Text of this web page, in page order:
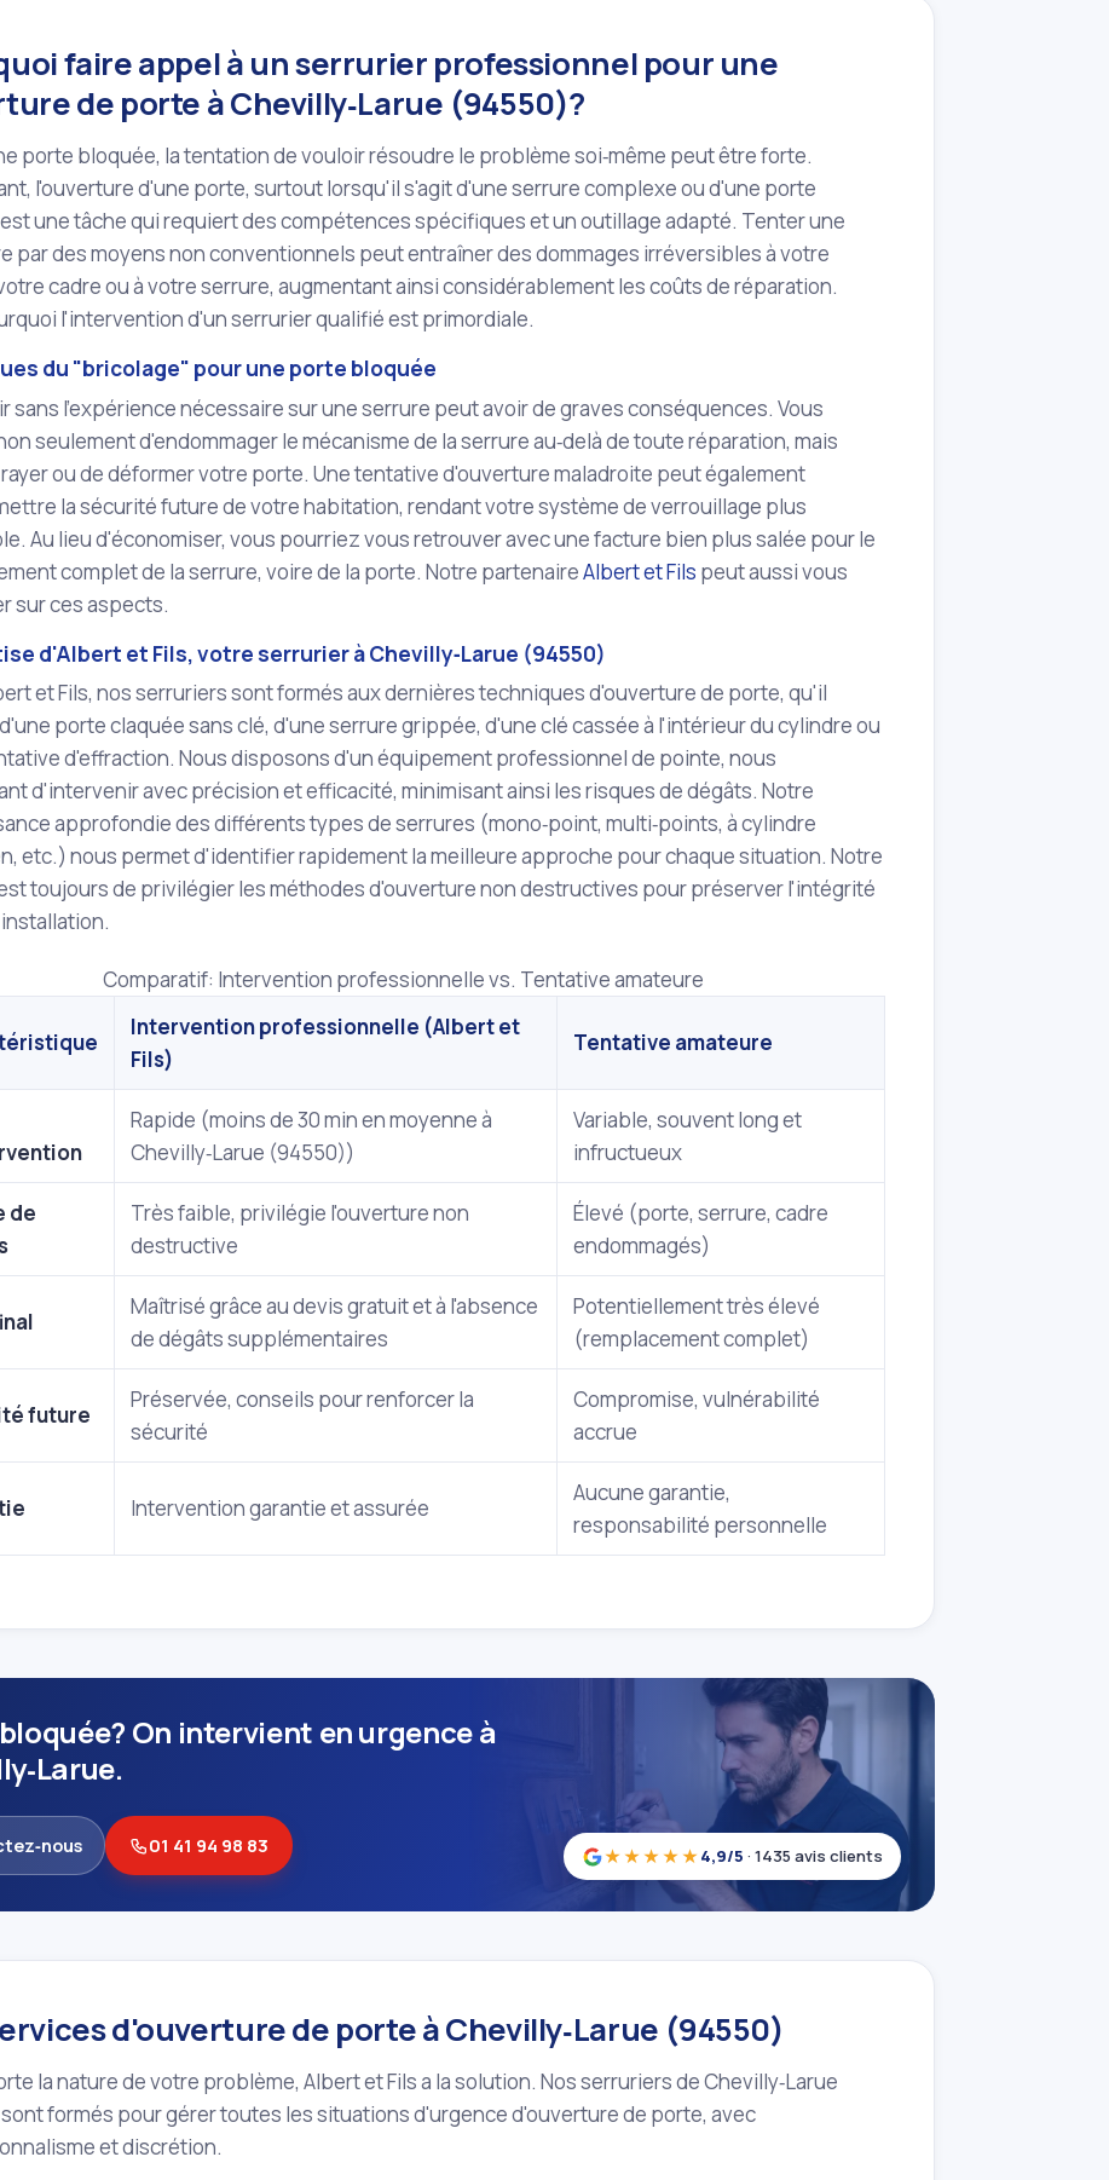
faire appel à un serrurier professionnel pour une
de porte à Chevilly‑Larue (94550)?
porte bloquée, la tentation de vouloir résoudre le problème soi‑même peut être forte.
l'ouverture d'une porte, surtout lorsqu'il s'agit d'une serrure complexe ou d'une porte
une tâche qui requiert des compétences spécifiques et un outillage adapté. Tenter une
par des moyens non conventionnels peut entraîner des dommages irréversibles à votre
cadre ou à votre serrure, augmentant ainsi considérablement les coûts de réparation.
l'intervention d'un serrurier qualifié est primordiale.
du "bricolage" pour une porte bloquée
sans l'expérience nécessaire sur une serrure peut avoir de graves conséquences. Vous
seulement d'endommager le mécanisme de la serrure au‑delà de toute réparation, mais
ou de déformer votre porte. Une tentative d'ouverture maladroite peut également
la sécurité future de votre habitation, rendant votre système de verrouillage plus
Au lieu d'économiser, vous pourriez vous retrouver avec une facture bien plus salée pour le
complet de la serrure, voire de la porte. Notre partenaireAlbert et Fils peut aussi vous
sur ces aspects.
d'Albert et Fils, votre serrurier à Chevilly‑Larue (94550)
et Fils, nos serruriers sont formés aux dernières techniques d'ouverture de porte, qu'il
porte claquée sans clé, d'une serrure grippée, d'une clé cassée à l'intérieur du cylindre ou
d'effraction. Nous disposons d'un équipement professionnel de pointe, nous
d'intervenir avec précision et efficacité, minimisant ainsi les risques de dégâts. Notre
approfondie des différents types de serrures (mono‑point, multi‑points, à cylindre
etc.) nous permet d'identifier rapidement la meilleure approche pour chaque situation. Notre
toujours de privilégier les méthodes d'ouverture non destructives pour préserver l'intégrité
Comparatif: Intervention professionnelle vs. Tentative amateure
Intervention professionnelle (Albert et
Fils)
Tentative amateure
Rapide (moins de 30 min en moyenne à
Chevilly‑Larue (94550))
Variable, souvent long et
infructueux
de
Très faible, privilégie l'ouverture non
destructive
Élevé (porte, serrure, cadre
endommagés)
Maîtrisé grâce au devis gratuit et à l'absence
de dégâts supplémentaires
Potentiellement très élevé
(remplacement complet)
future
Préservée, conseils pour renforcer la
sécurité
Compromise, vulnérabilité
accrue
Intervention garantie et assurée
Aucune garantie,
responsabilité personnelle
★★★★★4,9/5 · 1435 avis clients
On intervient en urgence à
01 41 94 98 83
d'ouverture de porte à Chevilly‑Larue (94550)
la nature de votre problème, Albert et Fils a la solution. Nos serruriers de Chevilly‑Larue
formés pour gérer toutes les situations d'urgence d'ouverture de porte, avec
et discrétion.